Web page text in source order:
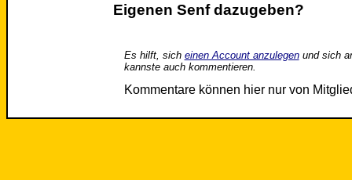
Eigenen Senf dazugeben?
Es hilft, sich einen Account anzulegenund sich
kannste auch kommentieren.
Kommentare können hier nur von